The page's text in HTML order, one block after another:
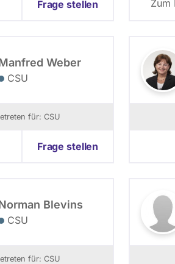
Frage stellen Zum
Weber
CSU
für: CSU
Frage stellen
Blevins
CSU
für: CSU